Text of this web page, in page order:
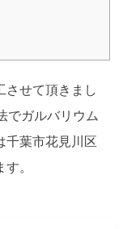
させて頂きまし
でガルバリウム
千葉市花見川区
。